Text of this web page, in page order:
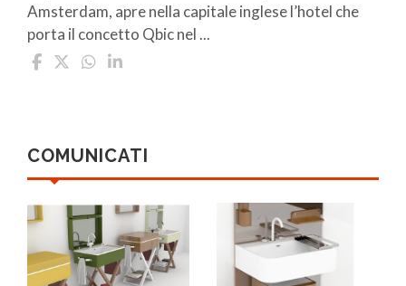
Amsterdam, apre nella capitale inglese l’hotel che
porta il concetto Qbic nel ...
COMUNICATI